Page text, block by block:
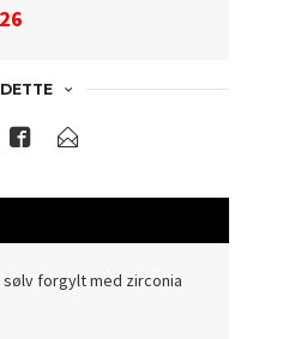
forgylt med zirconia